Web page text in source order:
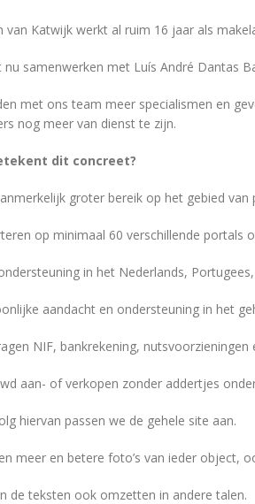
van Katwijk werkt al ruim 16 jaar als
nu samenwerken met Luís André Dantas
met ons team meer specialismen en
nog meer van dienst te zijn.
dit concreet?
groter bereik op het gebied van
op minimaal 60 verschillende portals
in het Nederlands, Portugees,
aandacht en ondersteuning in het
NIF, bankrekening, nutsvoorzieningen
aan- of verkopen zonder addertjes
hiervan passen we de gehele site aan.
meer en betere foto’s van ieder object,
de teksten ook omzetten in andere talen.